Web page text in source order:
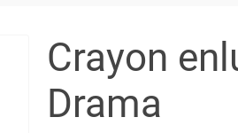
Crayon
Drama